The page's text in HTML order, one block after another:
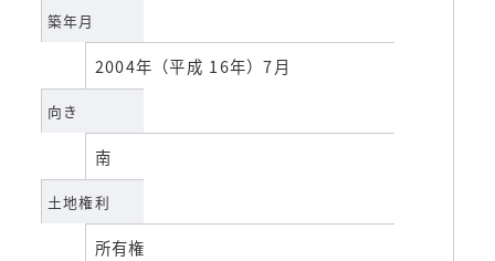
築年月
2004年（平成 16年）7月
向き
南
土地権利
所有権